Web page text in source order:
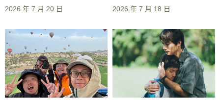
2026 年 7 月 20 日 2026 年 7 月 18 日